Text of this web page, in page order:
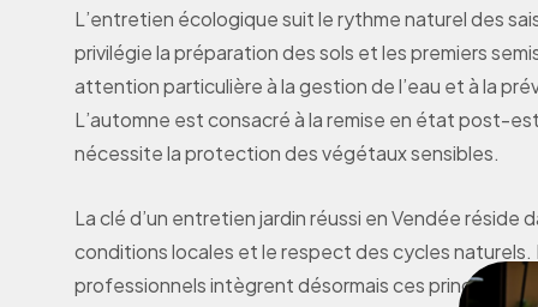
L’entretien écologique suit le rythme naturel des
privilégie la préparation des sols et les premiers
attention particulière à la gestion de l’eau et à la
L’automne est consacré à la remise en état post-
nécessite la protection des végétaux sensibles.
La clé d’un entretien jardin réussi en Vendée réside
conditions locales et le respect des cycles naturels.
professionnels intègrent désormais ces principes